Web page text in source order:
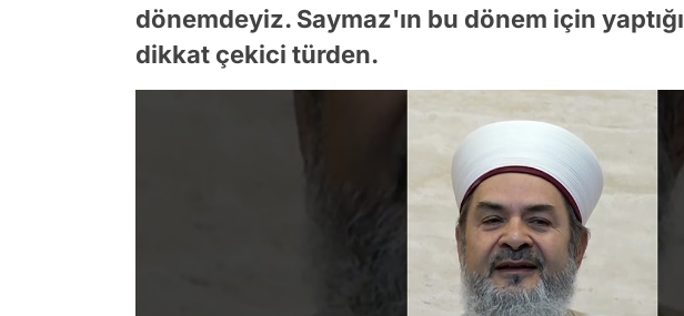
dönemdeyiz. Saymaz'ın bu dönem için
dikkat çekici türden.